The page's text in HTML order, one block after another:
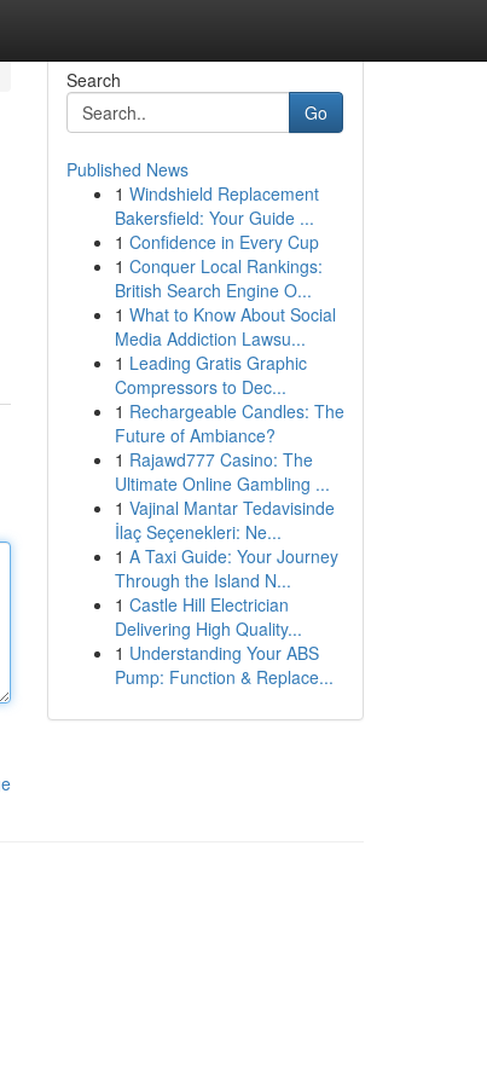
Search
Go
Published News
1 Windshield Replacement
Bakersfield: Your Guide ...
1 Confidence in Every Cup
1 Conquer Local Rankings:
British Search Engine O...
1 What to Know About Social
Media Addiction Lawsu...
1 Leading Gratis Graphic
Compressors to Dec...
1 Rechargeable Candles: The
Future of Ambiance?
1 Rajawd777 Casino: The
Ultimate Online Gambling ...
1 Vajinal Mantar Tedavisinde
İlaç Seçenekleri: Ne...
1 A Taxi Guide: Your Journey
Through the Island N...
1 Castle Hill Electrician
Delivering High Quality...
1 Understanding Your ABS
Pump: Function & Replace...